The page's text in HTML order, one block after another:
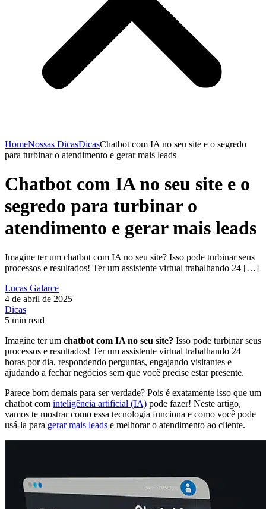
HomeNossas DicasDicasChatbot com IA no seu site e o segredo
para turbinar o atendimento e gerar mais leads
Chatbot com IA no seu site e o
segredo para turbinar o
atendimento e gerar mais leads
Imagine ter um chatbot com IA no seu site? Isso pode turbinar seus
processos e resultados! Ter um assistente virtual trabalhando 24 […]
Lucas Galarce
4 de abril de 2025
Dicas
5 min read
Imagine ter um chatbot com IA no seu site? Isso pode turbinar seus
processos e resultados! Ter um assistente virtual trabalhando 24
horas por dia, respondendo perguntas, engajando visitantes e
ajudando a fechar negócios sem que você precise estar presente.
Parece bom demais para ser verdade? Pois é exatamente isso que um
chatbot com inteligência artificial (IA) pode fazer! Neste artigo,
vamos te mostrar como essa tecnologia funciona e como você pode
usá-la para gerar mais leads e melhorar o atendimento ao cliente.